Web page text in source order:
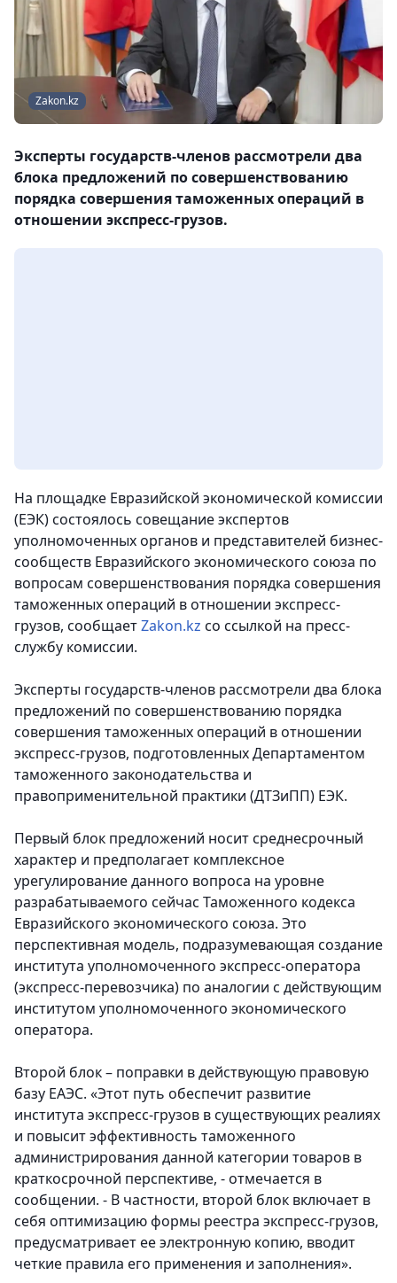
Zakon.kz
Эксперты государств-членов рассмотрели два
блока предложений по совершенствованию
порядка совершения таможенных операций в
отношении экспресс-грузов.
На площадке Евразийской экономической комиссии
(ЕЭК) состоялось совещание экспертов
уполномоченных органов и представителей бизнес-
сообществ Евразийского экономического союза по
вопросам совершенствования порядка совершения
таможенных операций в отношении экспресс-
грузов, сообщаетZakon.kz со ссылкой на пресс-
службу комиссии.
Эксперты государств-членов рассмотрели два блока
предложений по совершенствованию порядка
совершения таможенных операций в отношении
экспресс-грузов, подготовленных Департаментом
таможенного законодательства и
правоприменительной практики (ДТЗиПП) ЕЭК.
Первый блок предложений носит среднесрочный
характер и предполагает комплексное
урегулирование данного вопроса на уровне
разрабатываемого сейчас Таможенного кодекса
Евразийского экономического союза. Это
перспективная модель, подразумевающая создание
института уполномоченного экспресс-оператора
(экспресс-перевозчика) по аналогии с действующим
институтом уполномоченного экономического
оператора.
Второй блок – поправки в действующую правовую
базу ЕАЭС. «Этот путь обеспечит развитие
института экспресс-грузов в существующих реалиях
и повысит эффективность таможенного
администрирования данной категории товаров в
краткосрочной перспективе, - отмечается в
сообщении. - В частности, второй блок включает в
себя оптимизацию формы реестра экспресс-грузов,
предусматривает ее электронную копию, вводит
четкие правила его применения и заполнения».